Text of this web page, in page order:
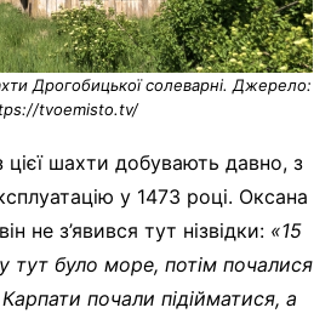
Дрогобицької солеварні. Джерело:
tvoemisto.tv/
цієї шахти добувають давно, з
у 1473 році. Оксана
не з’явився тут нізвідки: «15
тут було море, потім почалися
почали підійматися, а